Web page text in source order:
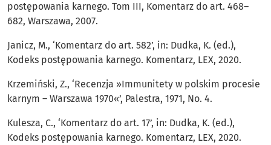
postępowania karnego. Tom III, Komentarz do art. 468–
682, Warszawa, 2007.
Janicz, M., ‘Komentarz do art. 582’, in: Dudka, K. (ed.),
Kodeks postępowania karnego. Komentarz, LEX, 2020.
Krzemiński, Z., ‘Recenzja »Immunitety w polskim procesie
karnym – Warszawa 1970«’, Palestra, 1971, No. 4.
Kulesza, C., ‘Komentarz do art. 17’, in: Dudka, K. (ed.),
Kodeks postępowania karnego. Komentarz, LEX, 2020.